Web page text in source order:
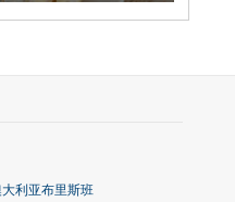
利亚布里斯班